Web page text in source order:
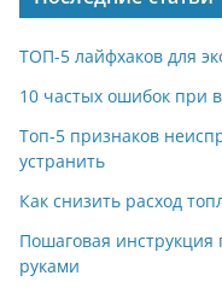
ТОП-5 лайфхаков для
10 частых ошибок при
Топ-5 признаков
устранить
Как снизить расход
Пошаговая инструкция
руками